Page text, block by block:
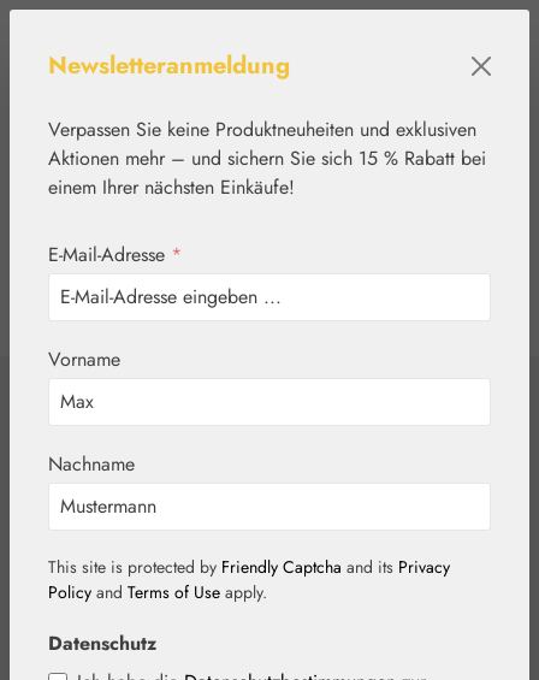
Werkzeugleiste anzeigen
Home
Kamillenwasser
Newsletteranmeldung
Verpassen Sie keine Produktneuheiten und exklusiven
Aktionen mehr – und sichern Sie sich 15 % Rabatt bei
einem Ihrer nächsten Einkäufe!
E-Mail-Adresse *
Vorname
Nachname
This site is protected by Friendly Captcha and its Privacy
Policy and Terms of Use apply.
Datenschutz